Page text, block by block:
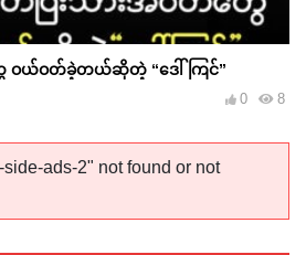
ဝယ်ဝတ်ခဲ့တယ်ဆိုတဲ့ “ဒေါ်ကြင်”
8
0
ads-2" not found or not